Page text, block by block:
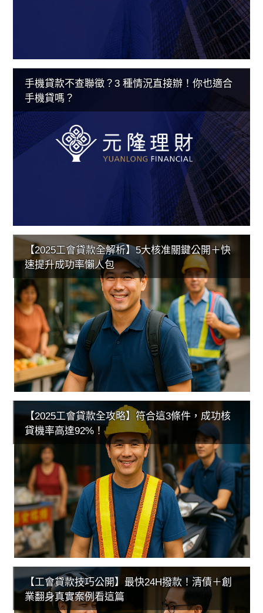
手機貸款不查聯徵？3 種情況直接辦！你也適合
手機貸嗎？
【2025工會貸款全解析】5大核准關鍵公開＋快
速提升成功率懶人包
【2025工會貸款全攻略】符合這3條件，成功核
貸機率高達92%！
【工會貸款技巧公開】最快24H撥款！清債＋創
業翻身真實案例看這篇